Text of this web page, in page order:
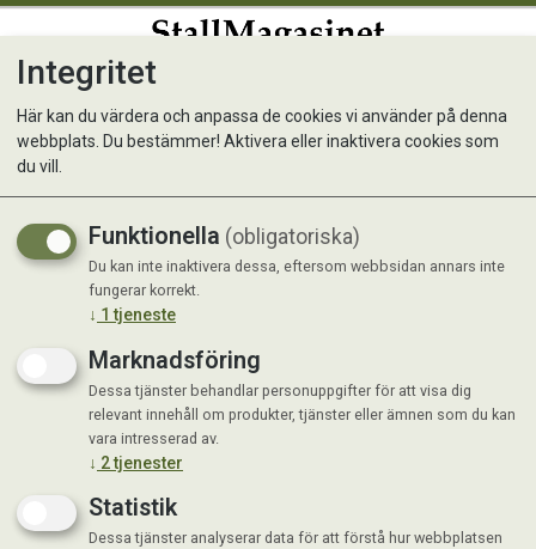
Sallat, Plock-, Cerbiatta
Integritet
Här kan du värdera och anpassa de cookies vi använder på denna
webbplats. Du bestämmer! Aktivera eller inaktivera cookies som
du vill.
Funktionella (obligatoriska)
Du kan inte inaktivera dessa, eftersom webbsidan annars inte
fungerar korrekt.
↓ 1 tjeneste
Marknadsföring
Dessa tjänster behandlar personuppgifter för att visa dig
relevant innehåll om produkter, tjänster eller ämnen som du kan
vara intresserad av.
↓ 2tjenester
Statistik
Dessa tjänster analyserar data för att förstå hur webbplatsen